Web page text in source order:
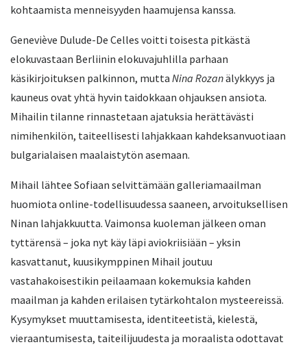
kohtaamista menneisyyden haamujensa kanssa.
Geneviève Dulude-De Celles voitti toisesta pitkästä
elokuvastaan Berliinin elokuvajuhlilla parhaan
käsikirjoituksen palkinnon, mutta Nina Rozanälykkyys ja
kauneus ovat yhtä hyvin taidokkaan ohjauksen ansiota.
Mihailin tilanne rinnastetaan ajatuksia herättävästi
nimihenkilön, taiteellisesti lahjakkaan kahdeksanvuotiaan
bulgarialaisen maalaistytön asemaan.
Mihail lähtee Sofiaan selvittämään galleriamaailman
huomiota online-todellisuudessa saaneen, arvoituksellisen
Ninan lahjakkuutta. Vaimonsa kuoleman jälkeen oman
tyttärensä – joka nyt käy läpi aviokriisiään – yksin
kasvattanut, kuusikymppinen Mihail joutuu
vastahakoisestikin peilaamaan kokemuksia kahden
maailman ja kahden erilaisen tytärkohtalon mysteereissä.
Kysymykset muuttamisesta, identiteetistä, kielestä,
vieraantumisesta, taiteilijuudesta ja moraalista odottavat